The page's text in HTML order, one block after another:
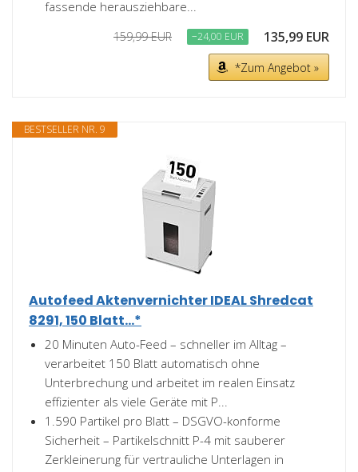
fassende herausziehbare...
159,99 EUR −24,00 EUR 135,99 EUR
*Zum Angebot »
BESTSELLER NR. 9
Autofeed Aktenvernichter IDEAL Shredcat
8291, 150 Blatt...*
20 Minuten Auto-Feed – schneller im Alltag –
verarbeitet 150 Blatt automatisch ohne
Unterbrechung und arbeitet im realen Einsatz
effizienter als viele Geräte mit P...
1.590 Partikel pro Blatt – DSGVO-konforme
Sicherheit – Partikelschnitt P-4 mit sauberer
Zerkleinerung für vertrauliche Unterlagen in